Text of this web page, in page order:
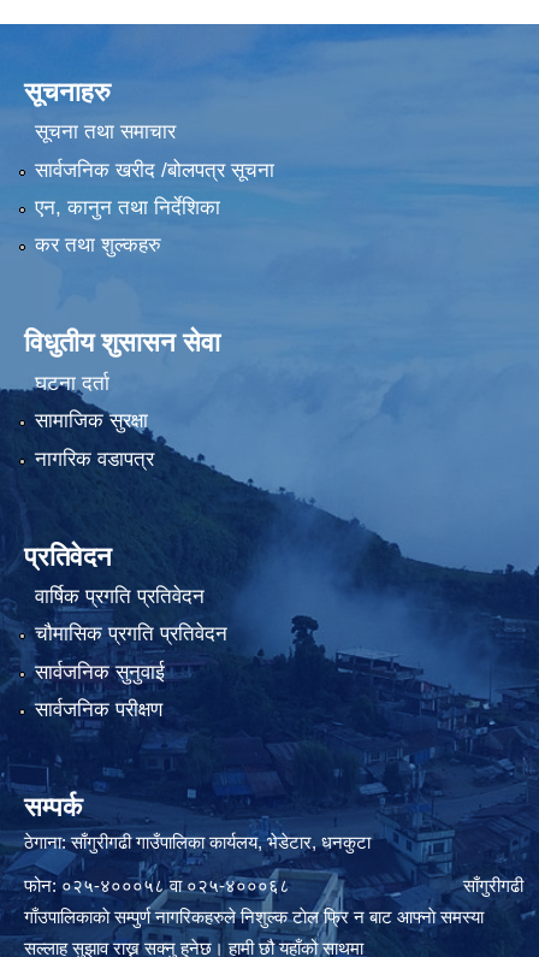
सूचनाहरु
सूचना तथा समाचार
सार्वजनिक खरीद /बोलपत्र सूचना
एन, कानुन तथा निर्देशिका
कर तथा शुल्कहरु
विधुतीय शुसासन सेवा
घटना दर्ता
सामाजिक सुरक्षा
नागरिक वडापत्र
प्रतिवेदन
वार्षिक प्रगति प्रतिवेदन
चौमासिक प्रगति प्रतिवेदन
सार्वजनिक सुनुवाई
सार्वजनिक परीक्षण
सम्पर्क
ठेगाना: साँगुरीगढी गाउँपालिका कार्यलय, भेडेटार, धनकुटा
फोन: ०२५-४०००५८ वा ०२५-४०००६८ साँगुरीगढी
गाँउपालिकाकाे सम्पुर्ण नागरिकहरुले निशुल्क टाेल फ्रि न बाट आफ्नाे समस्या
सल्लाह सुझाव राख्न सक्नु हुनेछ। हामी छौ यहाँको साथमा